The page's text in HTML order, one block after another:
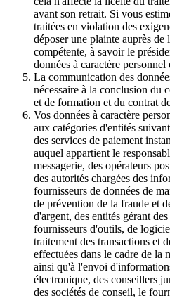
avant son retrait. Si vous
traitées en violation des
déposer une plainte auprès
compétente, à savoir le
données à caractère personnel
La communication des
nécessaire à la conclusion du
et de formation et du contrat
Vos données à caractère
aux catégories d'entités
des services de paiement
auquel appartient le
messagerie, des opérateurs
des autorités chargées des
fournisseurs de données de
de prévention de la fraude et
d'argent, des entités gérant
fournisseurs d'outils, de
traitement des transactions et
effectuées dans le cadre de la
ainsi qu'à l'envoi
électronique, des conseillers
des sociétés de conseil, le